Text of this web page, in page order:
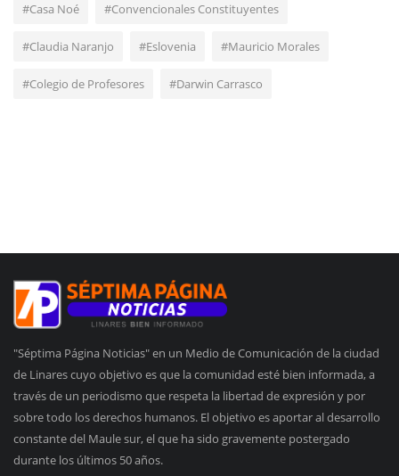
#Casa Noé #Convencionales Constituyentes
#Claudia Naranjo #Eslovenia #Mauricio Morales
#Colegio de Profesores #Darwin Carrasco
"Séptima Página Noticias" en un Medio de Comunicación de la ciudad
de Linares cuyo objetivo es que la comunidad esté bien informada, a
través de un periodismo que respeta la libertad de expresión y por
sobre todo los derechos humanos. El objetivo es aportar al desarrollo
constante del Maule sur, el que ha sido gravemente postergado
durante los últimos 50 años.